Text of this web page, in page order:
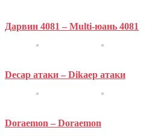
Дарвин 4081 – Multi-юань 4081
Decap атаки – Dikaep атаки
Doraemon – Doraemon